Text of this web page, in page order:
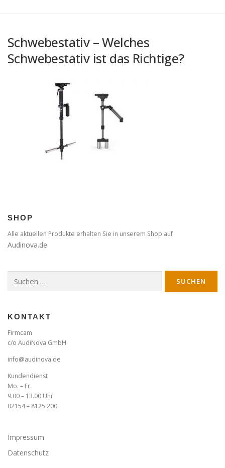
Schwebestativ – Welches
Schwebestativ ist das Richtige?
SHOP
Alle aktuellen Produkte erhalten Sie in unserem Shop auf
Audinova.de
nach:
KONTAKT
Firmcam
c/o AudiNova GmbH
info@audinova.de
Kundendienst
Mo. – Fr.
9.00 – 13.00 Uhr
02154 – 8125 200
Impressum
Datenschutz